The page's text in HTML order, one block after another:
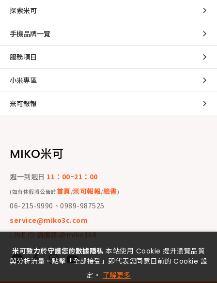
探索米可
手機品牌一覽
服務項目
小米專區
米可報報
MIKO米可
週一到週日 11：00~21：00
(如有休假將公告於首頁/米可報報/臉書)
06-215-9990、0989-987525
service@miko3c.com
LINE ID 請搜尋 @miko168
米可致力於守護您的數據隱私 本站使用 Cookie 提升瀏覽品質
與分析流量。點擊「全部接受」即代表您同意目前的 Cookie 設
定。 了解更多